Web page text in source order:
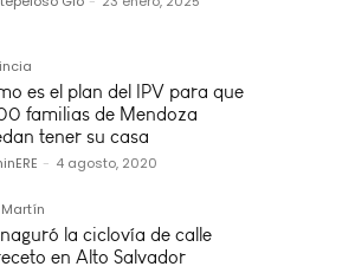
es el plan del IPV para que
familias de Mendoza
tener su casa
- 4 agosto, 2020
la ciclovía de calle
en Alto Salvador